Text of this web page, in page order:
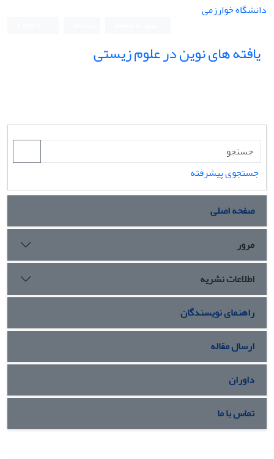
دانشگاه خوارزمی
یافته های نوین در علوم زیستی
جستجوی پیشرفته
صفحه اصلی
مرور
اطلاعات نشریه
راهنمای نویسندگان
ارسال مقاله
داوران
تماس با ما